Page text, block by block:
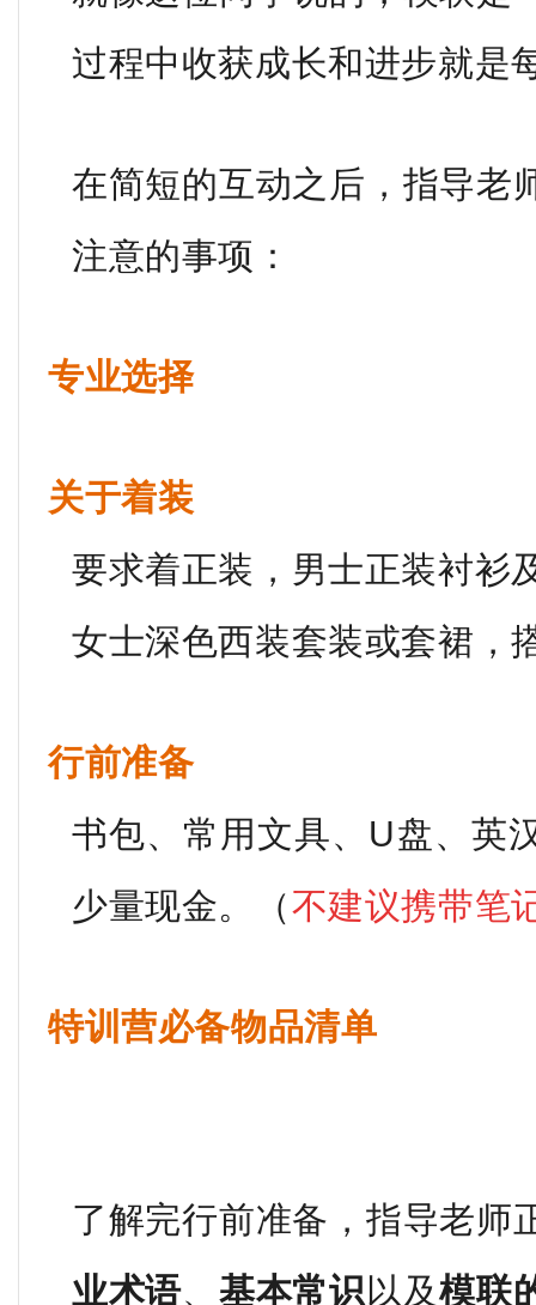
过程中收获成长和进步就是
在简短的互动之后，指导老
注意的事项：
专业选择
关于着装
要求着正装，男士正装衬衫
女士深色西装套装或套裙，
行前准备
书包、常用文具、U盘、英
少量现金。（不建议携带笔
特训营必备物品清单
了解完行前准备，指导老师
业术语、 基本常识 以及模联